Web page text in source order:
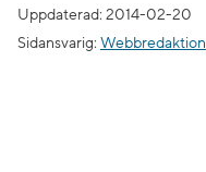
Uppdaterad: 2014-02-20
Sidansvarig: Webbredaktion